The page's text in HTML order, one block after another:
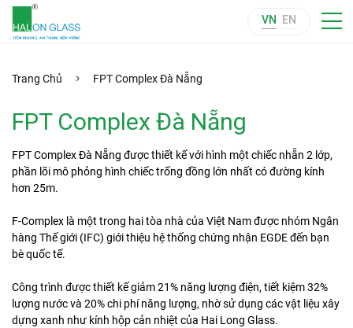
VN EN
Trang Chủ FPT Complex Đà Nẵng
FPT Complex Đà Nẵng
FPT Complex Đà Nẵng được thiết kế với hình một chiếc nhẫn 2 lớp,
phần lõi mô phỏng hình chiếc trống đồng lớn nhất có đường kính
hơn 25m.
F-Complex là một trong hai tòa nhà của Việt Nam được nhóm Ngân
hàng Thế giới (IFC) giới thiệu hệ thống chứng nhận EGDE đến bạn
bè quốc tế.
Công trình được thiết kế giảm 21% năng lượng điện, tiết kiệm 32%
lượng nước và 20% chi phí năng lượng, nhờ sử dụng các vật liệu xây
dựng xanh như kính hộp cản nhiệt của Hai Long Glass.